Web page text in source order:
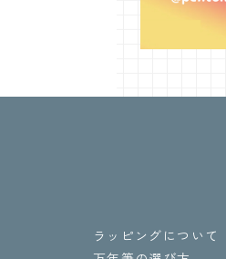
ラッピングについて